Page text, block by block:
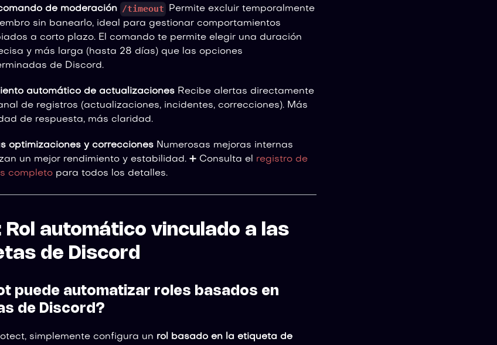
de moderación /timeout
Permite excluir temporalmente
sin banearlo, ideal para gestionar comportamientos
a corto plazo. El comando te permite elegir una duración
y más larga (hasta 28 días) que las opciones
de Discord.
automático de actualizaciones Recibe alertas directamente
de registros (actualizaciones, incidentes, correcciones). Más
de respuesta, más claridad.
optimizaciones y correcciones Numerosas mejoras internas
un mejor rendimiento y estabilidad. ➕ Consulta el registro de
completo para todos los detalles.
Rol automático vinculado a las
de Discord
puede automatizar roles basados en
de Discord?
simplemente configura un rol basado en la etiqueta de